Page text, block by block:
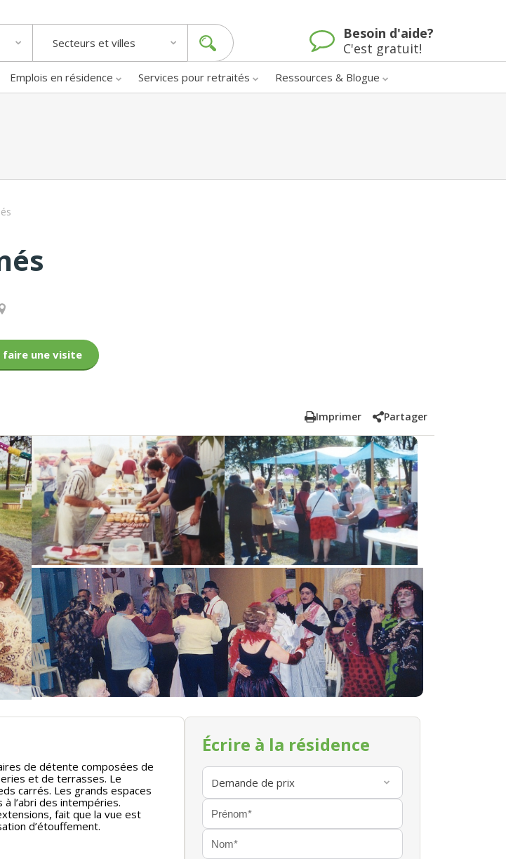
Secteurs et villes
Besoin d'aide?
C'est gratuit!
Emplois en résidence Services pour retraités Ressources & Blogue
faire une visite
Imprimer Partager
de détente composées de
et de terrasses. Le
carrés. Les grands espaces
l’abri des intempéries.
fait que la vue est
d’étouffement.
Écrire à la résidence